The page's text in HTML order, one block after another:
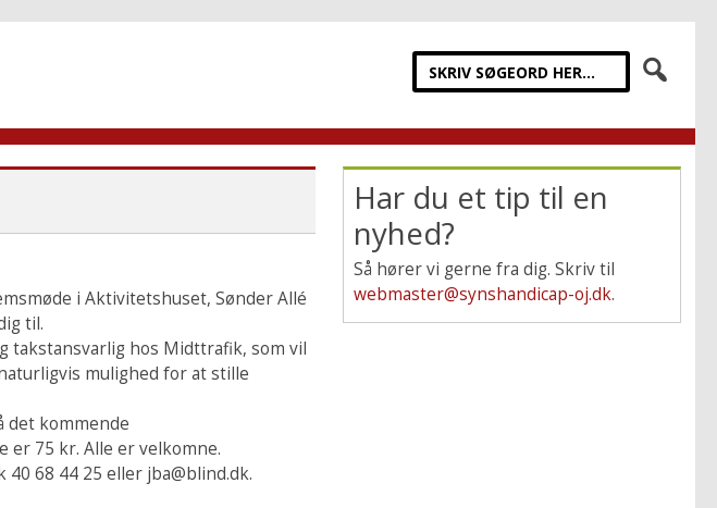
i Aktivitetshuset, Sønder Allé
til.
takstansvarlig hos Midttrafik, som vil
mulighed for at stille
det kommende
er 75 kr. Alle er velkomne.
68 44 25 eller jba@blind.dk.
Har du et tip til en
nyhed?
Så hører vi gerne fra dig. Skriv til
webmaster@synshandicap-oj.dk.